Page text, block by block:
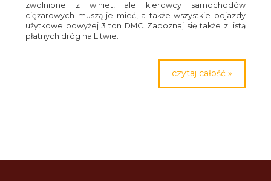
zwolnione z winiet, ale kierowcy samochodów
ciężarowych muszą je mieć, a także wszystkie pojazdy
użytkowe powyżej 3 ton DMC. Zapoznaj się także z listą
płatnych dróg na Litwie.
czytaj całość »